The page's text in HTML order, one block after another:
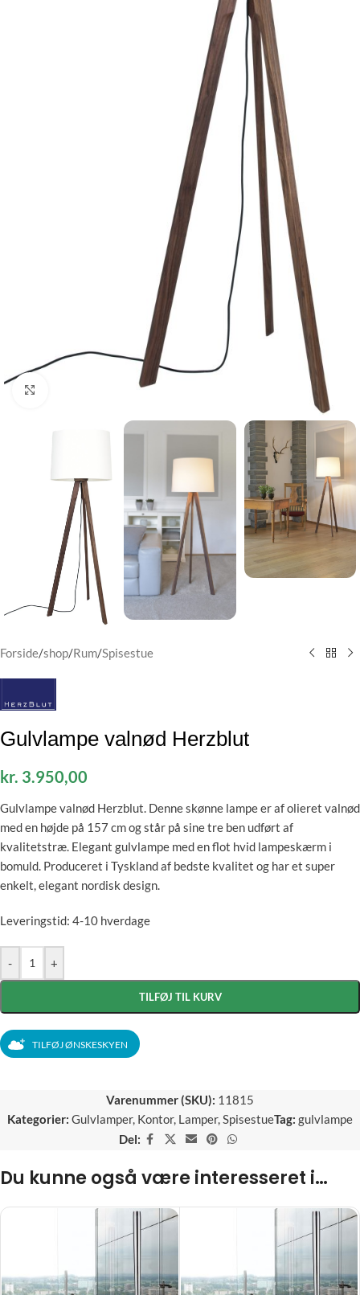
Klik for at forstørre
Forside/shop/Rum/Spisestue
Gulvlampe valnød Herzblut
kr. 3.950,00
Gulvlampe valnød Herzblut. Denne skønne lampe er af olieret valnød
med en højde på 157 cm og står på sine tre ben udført af
kvalitetstræ. Elegant gulvlampe med en flot hvid lampeskærm i
bomuld. Produceret i Tyskland af bedste kvalitet og har et super
enkelt, elegant nordisk design.
Leveringstid: 4-10 hverdage
- +
TILFØJ TIL KURV
TILFØJ ØNSKESKYEN
Varenummer (SKU): 11815
Kategorier: Gulvlamper, Kontor, Lamper,SpisestueTag: gulvlampe
Del:
Du kunne også være interesseret i…